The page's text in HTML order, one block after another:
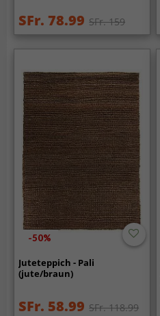
SFr. 78.99 SFr. 159
-50%
Juteteppich - Pali
(jute/braun)
SFr. 58.99 SFr. 118.99